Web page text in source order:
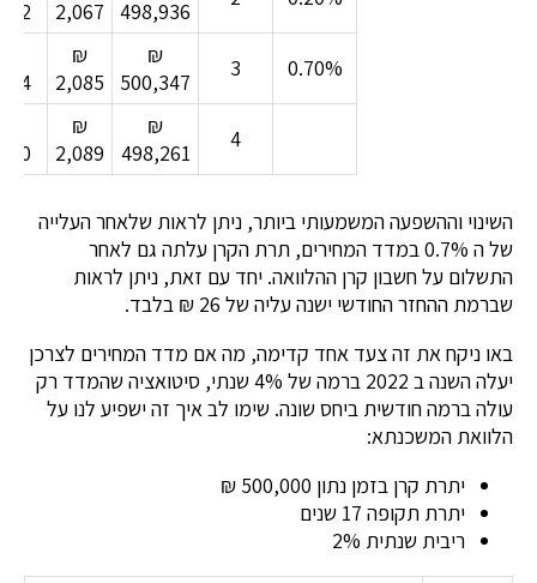
498,936
2,067
0.70%
3
₪
500,347
₪
2,085
4
₪
498,261
₪
2,089
השינוי וההשפעה המשמעותי ביותר, ניתן לראות שלאחר העלייה
של ה 0.7% במדד המחירים, תרת הקרן עלתה גם לאחר
התשלום על חשבון קרן ההלוואה. יחד עם זאת, ניתן לראות
שברמת ההחזר החודשי ישנה עליה של 26 ₪ בלבד.
באו ניקח את זה צעד אחד קדימה, מה אם מדד המחירים לצרכן
יעלה השנה ב 2022 ברמה של 4% שנתי, סיטואציה שהמדד רק
עולה ברמה חודשית ביחס שונה. שימו לב איך זה ישפיע לנו על
הלוואת המשכנתא:
יתרת קרן בזמן נתון 500,000 ₪
יתרת תקופה 17 שנים
ריבית שנתית 2%